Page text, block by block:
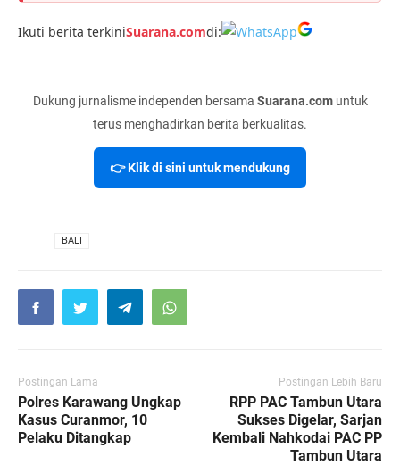
Ikuti berita terkiniSuarana.comdi:
Dukung jurnalisme independen bersama Suarana.comuntuk
terus menghadirkan berita berkualitas.
👉 Klik di sini untuk mendukung
BALI
Postingan Lama
Polres Karawang Ungkap
Kasus Curanmor, 10
Pelaku Ditangkap
Postingan Lebih Baru
RPP PAC Tambun Utara
Sukses Digelar, Sarjan
Kembali Nahkodai PAC PP
Tambun Utara